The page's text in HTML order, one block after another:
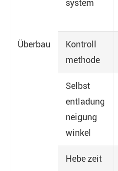
Überbau
system
Kontroll
methode
Selbst
entladung
neigung
winkel
Hebe zeit